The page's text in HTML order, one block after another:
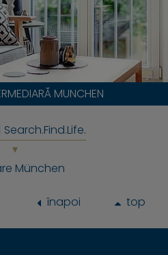
MUNCHEN
München
înapoi top